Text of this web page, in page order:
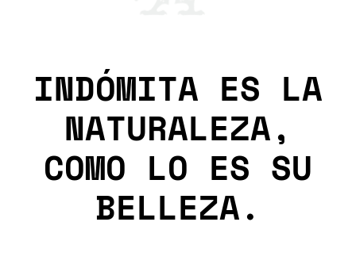
INDÓMITA ES LA
NATURALEZA,
COMO LO ES SU
BELLEZA.